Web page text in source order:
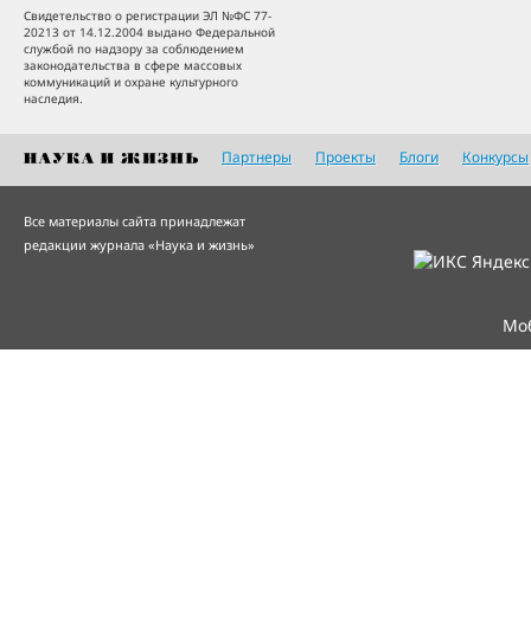
Свидетельство о регистрации ЭЛ №ФС 77-
20213 от 14.12.2004 выдано Федеральной
службой по надзору за соблюдением
законодательства в сфере массовых
коммуникаций и охране культурного
наследия.
Партнеры Проекты Блоги Конкурсы
Все материалы сайта принадлежат
редакции журнала «Наука и жизнь»